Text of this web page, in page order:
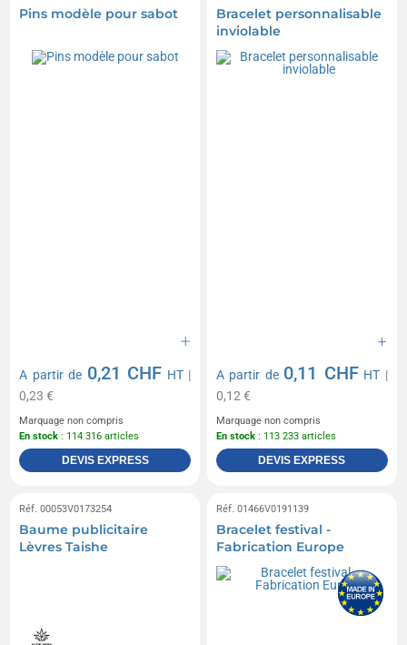
Pins modèle pour sabot
A partir de 0,21 CHF HT|
0,23 €
Marquage non compris
En stock : 114 316 articles
DEVIS EXPRESS
Bracelet personnalisable
inviolable
A partir de 0,11 CHF HT |
0,12 €
Marquage non compris
En stock : 113 233 articles
DEVIS EXPRESS
Réf. 00053V0173254
Baume publicitaire
Lèvres Taishe
Réf. 01466V0191139
Bracelet festival -
Fabrication Europe